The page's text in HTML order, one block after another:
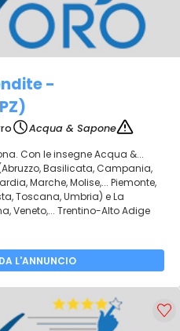
-
Acqua & Sapone
Con le insegne Acqua &...
Basilicata, Campania,
Marche, Molise,... Piemonte,
Toscana, Umbria) e La
Veneto,... Trentino-Alto Adige
L'ANNUNCIO